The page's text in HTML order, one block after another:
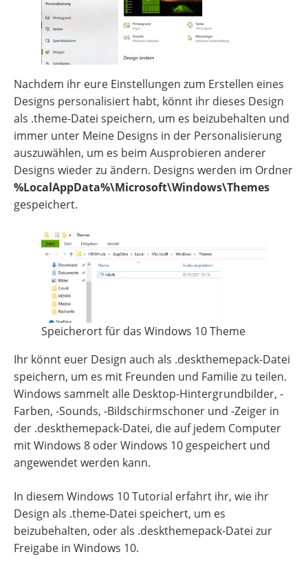
Nachdem ihr eure Einstellungen zum Erstellen eines
Designs personalisiert habt, könnt ihr dieses Design
als .theme-Datei speichern, um es beizubehalten und
immer unter Meine Designs in der Personalisierung
auszuwählen, um es beim Ausprobieren anderer
Designs wieder zu ändern. Designs werden im Ordner
%LocalAppData%\Microsoft\Windows\Themes
gespeichert.
Speicherort für das Windows 10 Theme
Ihr könnt euer Design auch als .deskthemepack-Datei
speichern, um es mit Freunden und Familie zu teilen.
Windows sammelt alle Desktop-Hintergrundbilder, -
Farben, -Sounds, -Bildschirmschoner und -Zeiger in
der .deskthemepack-Datei, die auf jedem Computer
mit Windows 8 oder Windows 10 gespeichert und
angewendet werden kann.
In diesem Windows 10 Tutorial erfahrt ihr, wie ihr
Design als .theme-Datei speichert, um es
beizubehalten, oder als .deskthemepack-Datei zur
Freigabe in Windows 10.